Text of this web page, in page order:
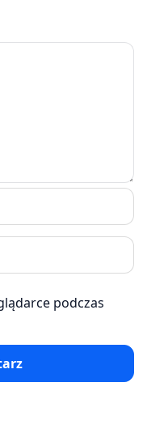
podczas